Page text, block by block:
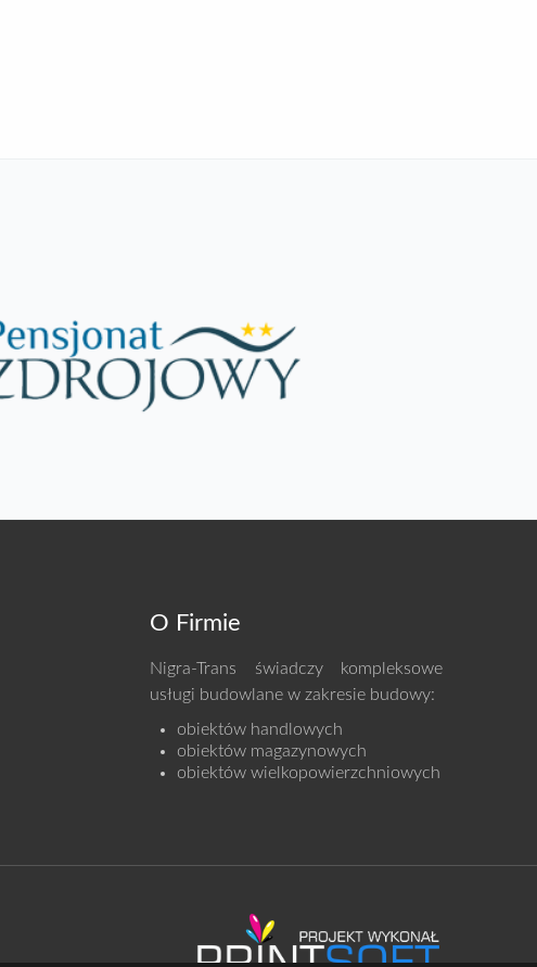
O Firmie
Nigra-Trans świadczy kompleksowe
usługi budowlane w zakresie budowy:
obiektów handlowych
obiektów magazynowych
obiektów wielkopowierzchniowych